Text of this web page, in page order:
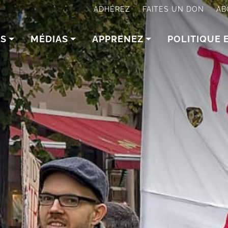
ADHÉREZ FAITES UN DON
MÉDIAS APPRENEZ POLITIQUE